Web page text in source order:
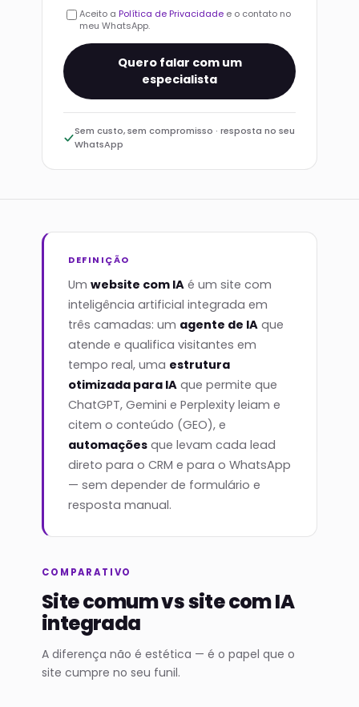
Aceito a Política de Privacidade e o contato no
meu WhatsApp.
Quero falar com um
especialista
Sem custo, sem compromisso · resposta no seu
WhatsApp
DEFINIÇÃO
Um website com IA é um site com
inteligência artificial integrada em
três camadas: um agente de IA que
atende e qualifica visitantes em
tempo real, uma estrutura
otimizada para IA que permite que
ChatGPT, Gemini e Perplexity leiam e
citem o conteúdo (GEO), e
automações que levam cada lead
direto para o CRM e para o WhatsApp
— sem depender de formulário e
resposta manual.
COMPARATIVO
Site comum vs site com IA
integrada
A diferença não é estética — é o papel que o
site cumpre no seu funil.